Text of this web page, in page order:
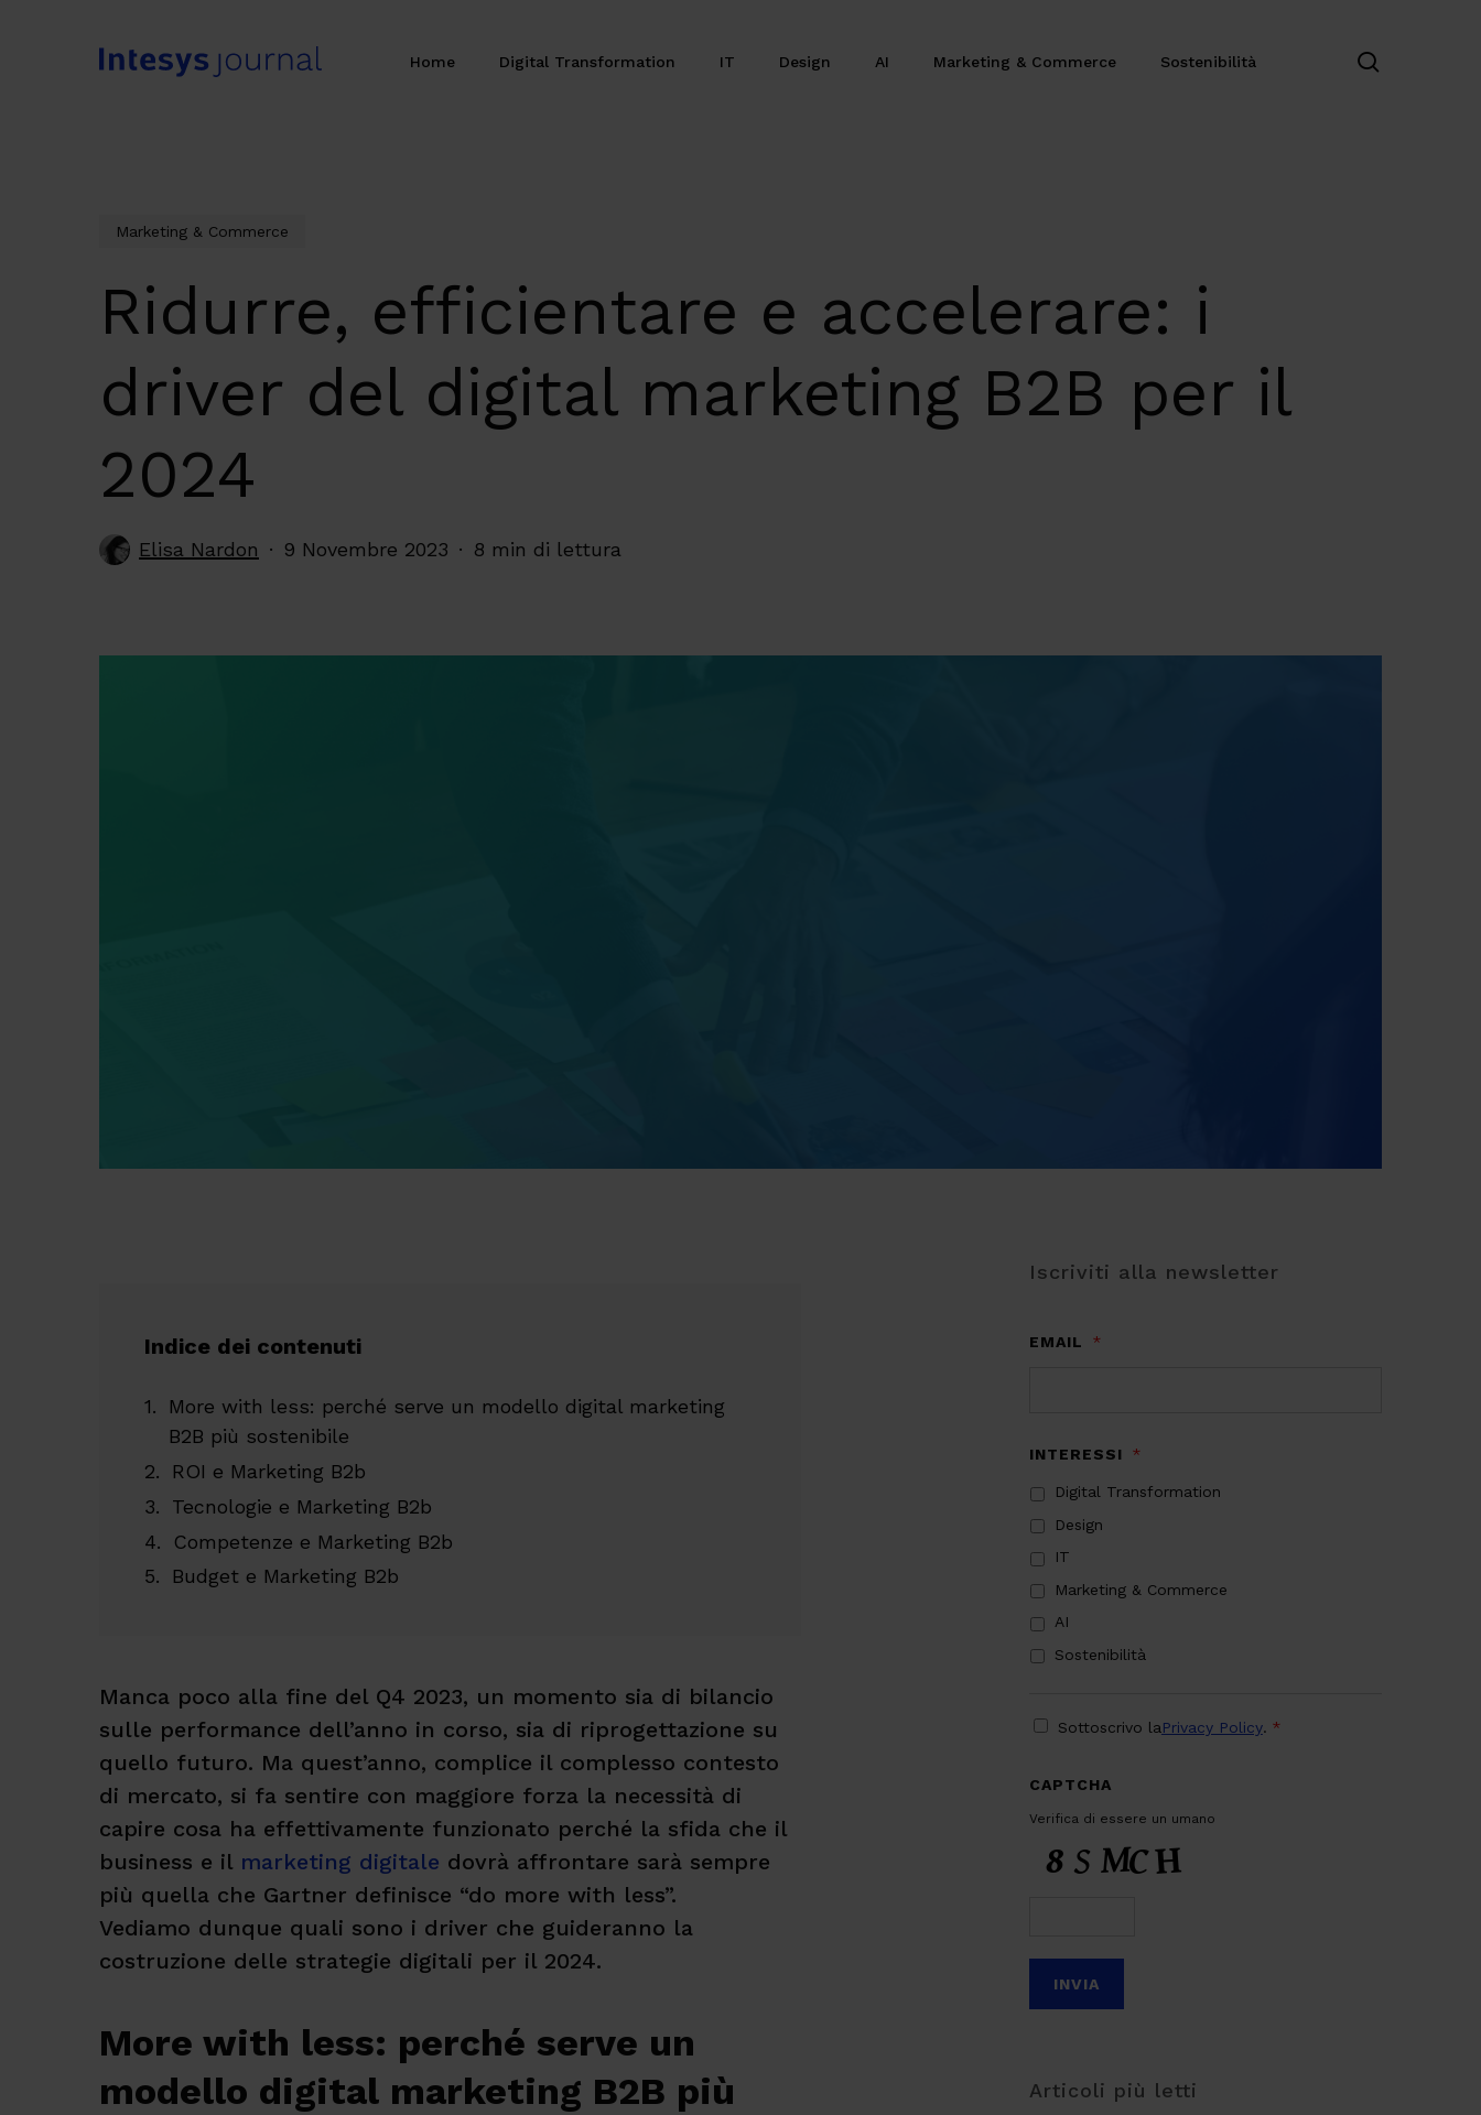
Home Digital Transformation IT Design AI Marketing & Commerce Sostenibilità
Marketing & Commerce
Ridurre, efficientare e accelerare: i
driver del digital marketing B2B per il
2024
Elisa Nardon 9 Novembre 2023 8 min di lettura
Indice dei contenuti
More with less: perché serve un modello digital marketing
B2B più sostenibile
ROI e Marketing B2b
Tecnologie e Marketing B2b
Competenze e Marketing B2b
Budget e Marketing B2b
Manca poco alla fine del Q4 2023, un momento sia di bilancio
sulle performance dell’anno in corso, sia di riprogettazione su
quello futuro. Ma quest’anno, complice il complesso contesto
di mercato, si fa sentire con maggiore forza la necessità di
capire cosa ha effettivamente funzionato perché la sfida che il
business e il marketing digitale dovrà affrontare sarà sempre
più quella che Gartner definisce “do more with less”.
Vediamo dunque quali sono i driver che guideranno la
costruzione delle strategie digitali per il 2024.
More with less: perché serve un
modello digital marketing B2B più
Iscriviti alla newsletter
EMAIL *
INTERESSI *
Digital Transformation
Design
IT
Marketing & Commerce
AI
Sostenibilità
PRIVACY
Sottoscrivo laPrivacy Policy. *
CAPTCHA
Verifica di essere un umano
Articoli più letti